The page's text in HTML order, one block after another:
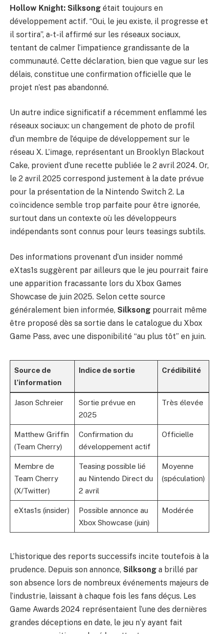
Hollow Knight: Silksong était toujours en
développement actif. “Oui, le jeu existe, il progresse et
il sortira”, a-t-il affirmé sur les réseaux sociaux,
tentant de calmer l’impatience grandissante de la
communauté. Cette déclaration, bien que vague sur les
délais, constitue une confirmation officielle que le
projet n’est pas abandonné.
Un autre indice significatif a récemment enflammé les
réseaux sociaux: un changement de photo de profil
d’un membre de l’équipe de développement sur le
réseau X. L’image, représentant un Brooklyn Blackout
Cake, provient d’une recette publiée le 2 avril 2024. Or,
le 2 avril 2025 correspond justement à la date prévue
pour la présentation de la Nintendo Switch 2. La
coïncidence semble trop parfaite pour être ignorée,
surtout dans un contexte où les développeurs
indépendants sont connus pour leurs teasings subtils.
Des informations provenant d’un insider nommé
eXtas1s suggèrent par ailleurs que le jeu pourrait faire
une apparition fracassante lors du Xbox Games
Showcase de juin 2025. Selon cette source
généralement bien informée, Silksong pourrait même
être proposé dès sa sortie dans le catalogue du Xbox
Game Pass, avec une disponibilité “au plus tôt” en juin.
Source de
l’information
Indice de sortie Crédibilité
Jason Schreier
Sortie prévue en
2025
Très élevée
Matthew Griffin
(Team Cherry)
Confirmation du
développement actif
Officielle
Membre de
Team Cherry
(X/Twitter)
Teasing possible lié
au Nintendo Direct du
2 avril
Moyenne
(spéculation)
eXtas1s (insider)
Possible annonce au
Xbox Showcase (juin)
Modérée
L’historique des reports successifs incite toutefois à la
prudence. Depuis son annonce, Silksong a brillé par
son absence lors de nombreux événements majeurs de
l’industrie, laissant à chaque fois les fans déçus. Les
Game Awards 2024 représentaient l’une des dernières
grandes déceptions en date, le jeu n’y ayant fait